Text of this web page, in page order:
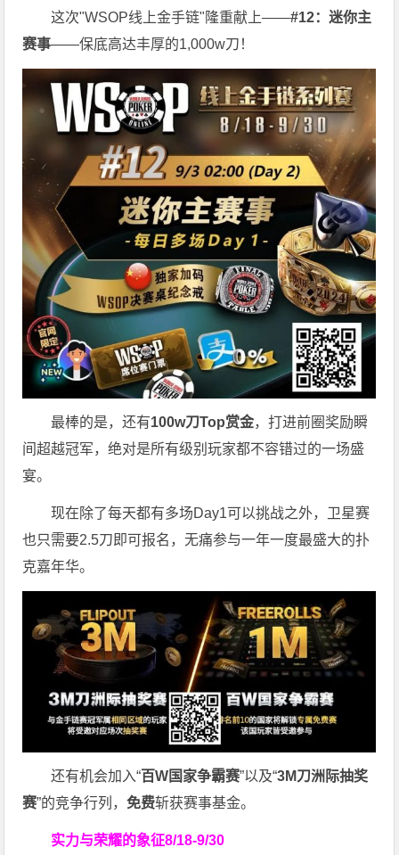
这次"WSOP线上金手链"隆重献上——#12：迷你主
赛事——保底高达丰厚的1,000w刀！
最棒的是，还有100w刀Top赏金，打进前圈奖励瞬
间超越冠军，绝对是所有级别玩家都不容错过的一场盛
宴。
现在除了每天都有多场Day1可以挑战之外，卫星赛
也只需要2.5刀即可报名，无痛参与一年一度最盛大的扑
克嘉年华。
还有机会加入“百W国家争霸赛”以及“3M刀洲际抽奖
赛”的竞争行列，免费斩获赛事基金。
实力与荣耀的象征8/18-9/30